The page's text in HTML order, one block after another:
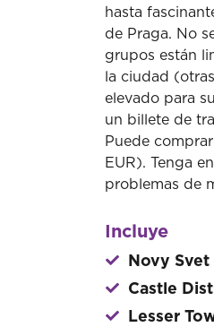
hasta
de Praga. No
grupos están
la ciudad
elevado para
un billete de
Puede
EUR). Tenga
problemas de
Incluye
Novy Svet
Castle
Lesser